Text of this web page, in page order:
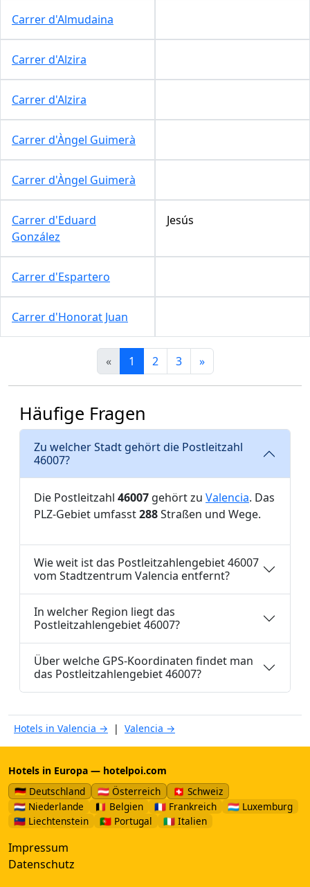
Carrer d'Almudaina
Carrer d'Alzira
Carrer d'Alzira
Carrer d'Àngel Guimerà
Carrer d'Àngel Guimerà
Carrer d'Eduard
González
Jesús
Carrer d'Espartero
Carrer d'Honorat Juan
« 1 2 3 »
Häufige Fragen
Zu welcher Stadt gehört die Postleitzahl
46007?
Die Postleitzahl 46007 gehört zu Valencia. Das
PLZ-Gebiet umfasst288Straßen und Wege.
Wie weit ist das Postleitzahlengebiet 46007
vom Stadtzentrum Valencia entfernt?
In welcher Region liegt das
Postleitzahlengebiet 46007?
Über welche GPS-Koordinaten findet man
das Postleitzahlengebiet 46007?
Hotels in Valencia → | Valencia →
Hotels in Europa — hotelpoi.com
🇩🇪 Deutschland
🇦🇹 Österreich
🇨🇭 Schweiz
🇳🇱 Niederlande
🇧🇪 Belgien 🇫🇷 Frankreich
🇱🇺 Luxemburg
🇱🇮 Liechtenstein
🇵🇹 Portugal 🇮🇹 Italien
Impressum
Datenschutz